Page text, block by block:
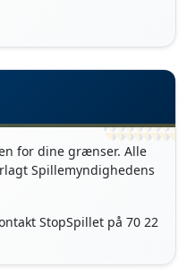
for dine grænser. Alle
Spillemyndighedens
StopSpillet på 70 22